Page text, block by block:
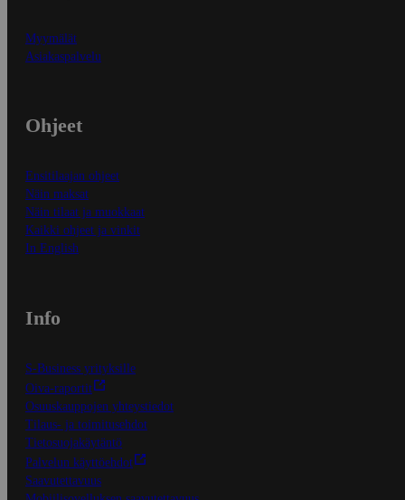
Myymälät
Asiakaspalvelu
Ohjeet
Ensitilaajan ohjeet
Näin maksat
Näin tilaat ja muokkaat
Kaikki ohjeet ja vinkit
In English
Info
S-Business yrityksille
Oiva-raportit
Osuuskauppojen yhteystiedot
Tilaus- ja toimitusehdot
Tietosuojakäytäntö
Palvelun käyttöehdot
Saavutettavuus